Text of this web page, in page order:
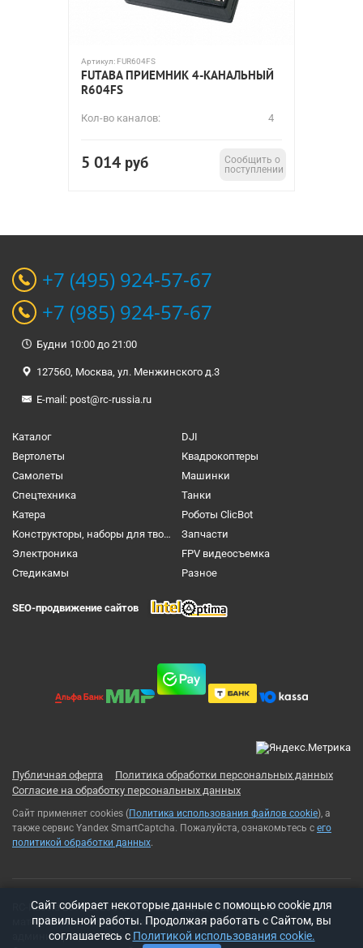
Артикул: FUR604FS
FUTABA ПРИЕМНИК 4-КАНАЛЬНЫЙ
R604FS
Кол-во каналов: 4
5 014 руб
Сообщить о
поступлении
+7 (495) 924-57-67
+7 (985) 924-57-67
Будни 10:00 до 21:00
127560, Москва, ул. Менжинского д.3
E-mail: post@rc-russia.ru
Каталог
DJI
Вертолеты
Квадрокоптеры
Самолеты
Машинки
Спецтехника
Танки
Катера
Роботы ClicBot
Конструкторы, наборы для творчества и настольные игры
Запчасти
Электроника
FPV видеосъемка
Cтедикамы
Разное
SEO-продвижение сайтов
Публичная оферта
Политика обработки персональных данных
Согласие на обработку персональных данных
Сайт применяет cookies (Политика использования файлов cookie), а
также сервис Yandex SmartCaptcha. Пожалуйста, ознакомьтесь с его
политикой обработки данных.
RC-Russia 2013-2026© Все права защищены. Использование
материалов с сайта возможно только с разрешения
администрации сайта
Cайт собирает некоторые данные с помощью cookie для
правильной работы. Продолжая работать с Сайтом, вы
соглашаетесь с Политикой использования cookie.